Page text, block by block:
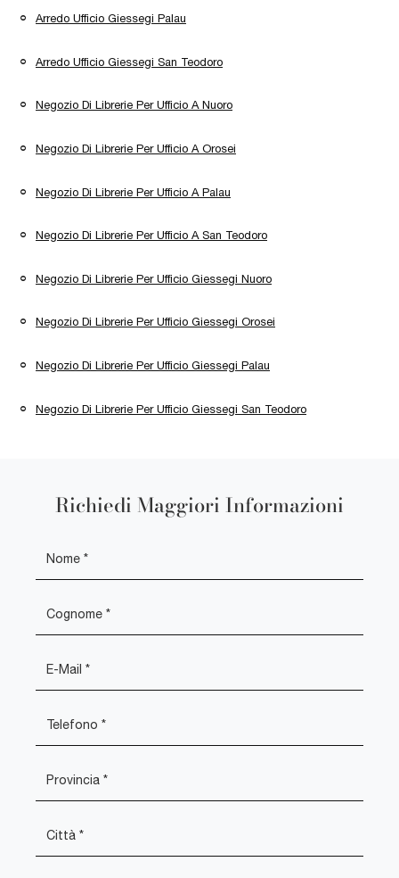
Arredo Ufficio Giessegi Palau
Arredo Ufficio Giessegi San Teodoro
Negozio Di Librerie Per Ufficio A Nuoro
Negozio Di Librerie Per Ufficio A Orosei
Negozio Di Librerie Per Ufficio A Palau
Negozio Di Librerie Per Ufficio A San Teodoro
Negozio Di Librerie Per Ufficio Giessegi Nuoro
Negozio Di Librerie Per Ufficio Giessegi Orosei
Negozio Di Librerie Per Ufficio Giessegi Palau
Negozio Di Librerie Per Ufficio Giessegi San Teodoro
Richiedi Maggiori Informazioni